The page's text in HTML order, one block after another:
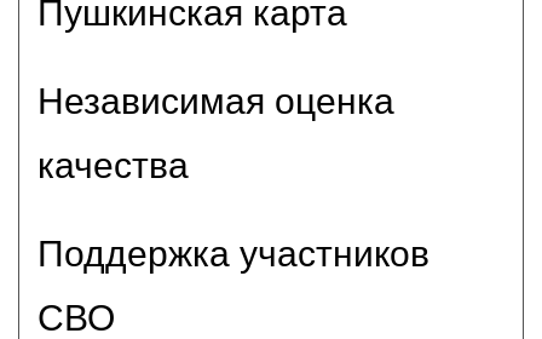
Пушкинская карта
Независимая оценка
качества
Поддержка участников
СВО